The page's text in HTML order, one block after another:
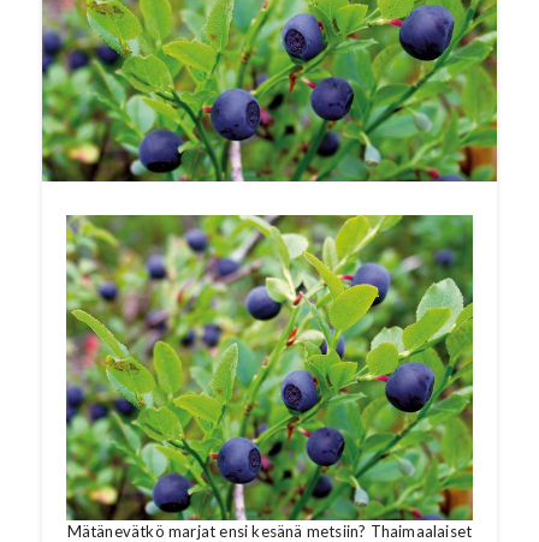
Keskeytys koskee kaikkia hakijoita Suomen
Bangkokin suurlähetystön toimipiiriin
kuuluvissa maissa eli Thaimaassa,
Kambodzhassa ja Myanmarissa. Tämä
merkitsee, ettei näistä maista tuleville
luonnonmarjanpoimijoille myönnetä viisumeja
tämän kesän satokaudeksi.
Mätänevätkö marjat ensi kesänä metsiin? Thaimaalaiset